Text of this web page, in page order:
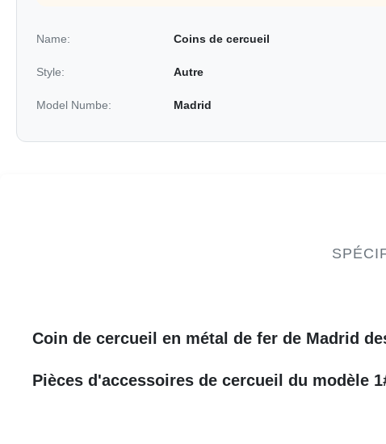
Name: Coins de cercueil
Style: Autre
Model Numbe: Madrid
Coin de cercueil en métal de fer de Madrid
Pièces d'accessoires de cercueil du modèle